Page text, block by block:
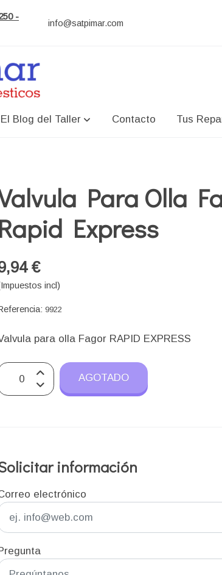
-
info@satpimar.com
El Blog del Taller Contacto Tus
Para Olla
Rapid Express
€
incl)
9922
para olla Fagor RAPID EXPRESS
AGOTADO
información
electrónico